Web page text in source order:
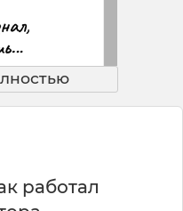
работал